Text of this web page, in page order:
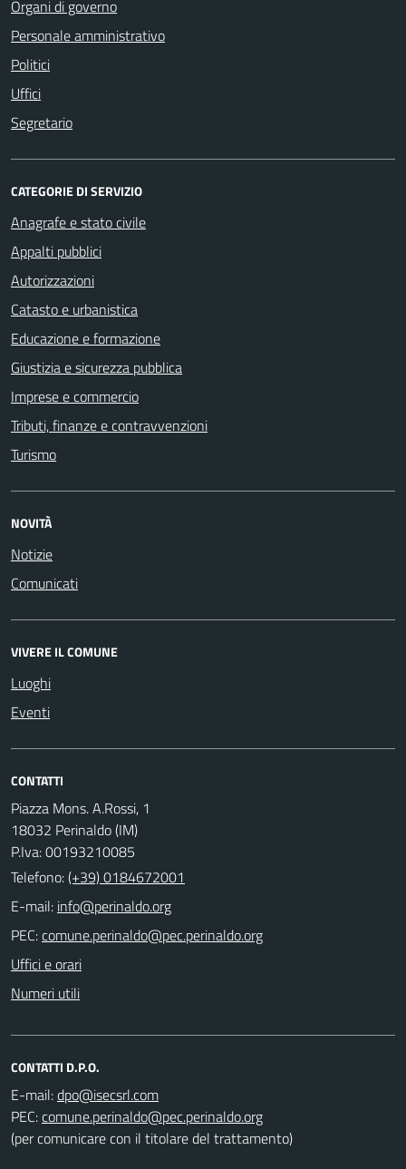
Organi di governo
Personale amministrativo
Politici
Uffici
Segretario
CATEGORIE DI SERVIZIO
Anagrafe e stato civile
Appalti pubblici
Autorizzazioni
Catasto e urbanistica
Educazione e formazione
Giustizia e sicurezza pubblica
Imprese e commercio
Tributi, finanze e contravvenzioni
Turismo
NOVITÀ
Notizie
Comunicati
VIVERE IL COMUNE
Luoghi
Eventi
CONTATTI
Piazza Mons. A.Rossi, 1
18032 Perinaldo (IM)
P.Iva: 00193210085
Telefono:(+39) 0184672001
E-mail:
PEC:
Uffici e orari
Numeri utili
CONTATTI D.P.O.
E-mail:
PEC:
(per comunicare con il titolare del trattamento)